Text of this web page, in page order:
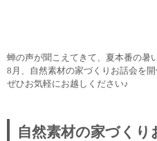
蝉の声が聞こえてきて、夏本番の暑
8月、自然素材の家づくりお話会を開
ぜひお気軽にお越しください♪
自然素材の家づくり